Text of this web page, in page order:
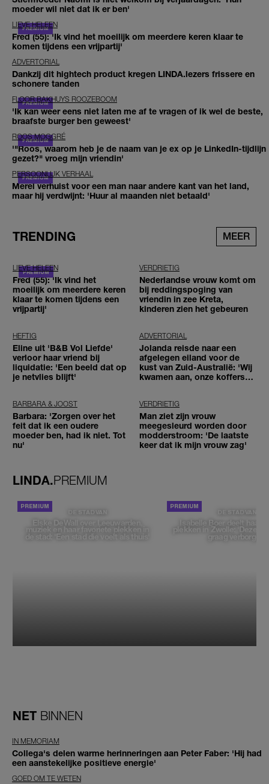
moeder wil niet dat ik er ben'
LIEVE HELEEN
Fred (55): 'Ik vind het moeilijk om meerdere keren klaar te
komen tijdens een vrijpartij'
ADVERTORIAL
Dankzij dit hightech product kregen LINDA.lezers frissere en
schonere tanden
FLOOR BAKHUYS ROOZEBOOM
'Ik kan weer eens niet laten me af te vragen of ik wel de beste,
braafste burger ben geweest'
ROOS MOGGRÉ
'"Roos, waarom heb je de naam van je ex op je LinkedIn-tijdlijn
gezet?" vroeg mijn vriendin'
PERSOONLIJK VERHAAL
Merel verhuist voor een man naar andere kant van het land,
maar hij verdwijnt: 'Huur al maanden niet betaald'
TRENDING MEER
LIEVE HELEEN
Fred (55): 'Ik vind het
moeilijk om meerdere keren
klaar te komen tijdens een
vrijpartij'
VERDRIETIG
Nederlandse vrouw komt om
bij reddingspoging van
vriendin in zee Kreta,
kinderen zien het gebeuren
HEFTIG
Eline uit 'B&B Vol Liefde'
verloor haar vriend bij
liquidatie: 'Een beeld dat op
je netvlies blijft'
ADVERTORIAL
Jolanda reisde naar een
afgelegen eiland voor de
kust van Zuid-Australië: 'Wij
kwamen aan, onze koffers
BARBARA & JOOST
Barbara: 'Zorgen over het
feit dat ik een oudere
moeder ben, had ik niet. Tot
nu'
VERDRIETIG
Man ziet zijn vrouw
meegesleurd worden door
modderstroom: 'De laatste
keer dat ik mijn vrouw zag'
LINDA.PREMIUM
DE STAD VAN
Elske DeWall over Leeuwarden,
muziek en haar favoriete plekken in
de stad: 'Een stad die voelt als thuis'
DE STAD VAN
Isabelle Boer deelt haar
plekken in Zwolle: 'Deze
graag verborgen'
NET BINNEN
IN MEMORIAM
Collega's delen warme herinneringen aan Peter Faber: 'Hij had
een aanstekelijke positieve energie'
GOED OM TE WETEN